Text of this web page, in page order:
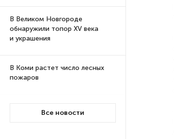
В Великом Новгороде
обнаружили топор XV века
и украшения
В Коми растет число лесных
пожаров
произошел теракт, есть
Все новости